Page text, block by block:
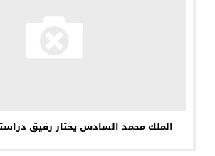
الملك محمد السادس يختار رفيق